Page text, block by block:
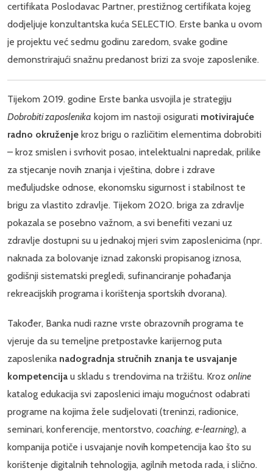
certifikata Poslodavac Partner, prestižnog certifikata kojeg
dodjeljuje konzultantska kuća SELECTIO. Erste banka u ovom
je projektu već sedmu godinu zaredom, svake godine
demonstrirajući snažnu predanost brizi za svoje zaposlenike.
Tijekom 2019. godine Erste banka usvojila je strategiju
Dobrobiti zaposlenika kojom im nastoji osigurati motivirajuće
radno okruženje kroz brigu o različitim elementima dobrobiti
– kroz smislen i svrhovit posao, intelektualni napredak, prilike
za stjecanje novih znanja i vještina, dobre i zdrave
međuljudske odnose, ekonomsku sigurnost i stabilnost te
brigu za vlastito zdravlje. Tijekom 2020. briga za zdravlje
pokazala se posebno važnom, a svi benefiti vezani uz
zdravlje dostupni su u jednakoj mjeri svim zaposlenicima (npr.
naknada za bolovanje iznad zakonski propisanog iznosa,
godišnji sistematski pregledi, sufinanciranje pohađanja
rekreacijskih programa i korištenja sportskih dvorana).
Također, Banka nudi razne vrste obrazovnih programa te
vjeruje da su temeljne pretpostavke karijernog puta
zaposlenika nadogradnja stručnih znanja te usvajanje
kompetencija u skladu s trendovima na tržištu. Kroz online
katalog edukacija svi zaposlenici imaju mogućnost odabrati
programe na kojima žele sudjelovati (treninzi, radionice,
seminari, konferencije, mentorstvo, coaching, e-learning), a
kompanija potiče i usvajanje novih kompetencija kao što su
korištenje digitalnih tehnologija, agilnih metoda rada, i slično.